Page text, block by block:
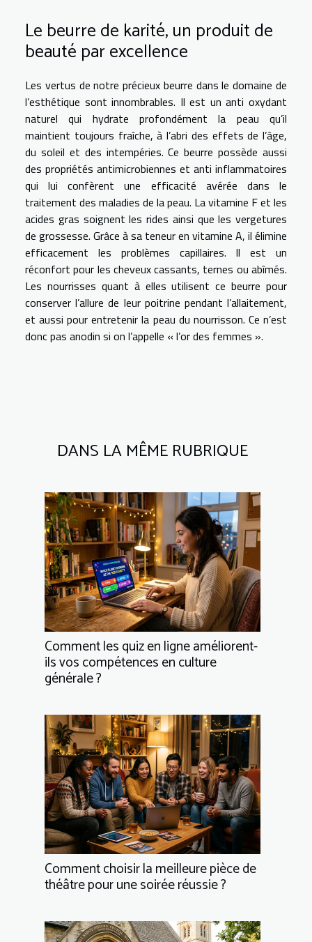
Le beurre de karité, un produit de
beauté par excellence
Les vertus de notre précieux beurre dans le domaine de
l’esthétique sont innombrables. Il est un anti oxydant
naturel qui hydrate profondément la peau qu’il
maintient toujours fraîche, à l’abri des effets de l’âge,
du soleil et des intempéries. Ce beurre possède aussi
des propriétés antimicrobiennes et anti inflammatoires
qui lui confèrent une efficacité avérée dans le
traitement des maladies de la peau. La vitamine F et les
acides gras soignent les rides ainsi que les vergetures
de grossesse. Grâce à sa teneur en vitamine A, il élimine
efficacement les problèmes capillaires. Il est un
réconfort pour les cheveux cassants, ternes ou abîmés.
Les nourrisses quant à elles utilisent ce beurre pour
conserver l’allure de leur poitrine pendant l’allaitement,
et aussi pour entretenir la peau du nourrisson. Ce n’est
donc pas anodin si on l’appelle « l’or des femmes ».
DANS LA MÊME RUBRIQUE
Comment les quiz en ligne améliorent-
ils vos compétences en culture
générale ?
Comment choisir la meilleure pièce de
théâtre pour une soirée réussie ?